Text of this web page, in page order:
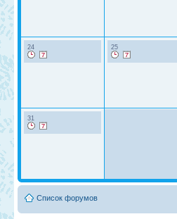
24 25
31
Список форумов